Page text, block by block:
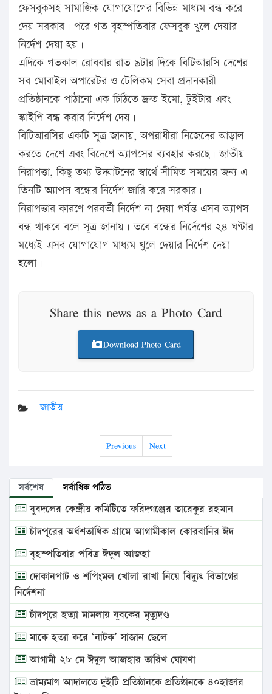
ফেসবুকসহ সামাজিক যোগাযোগের বিভিন্ন মাধ্যম বন্ধ করে
দেয় সরকার। পরে গত বৃহস্পতিবার ফেসবুক খুলে দেয়ার
নির্দেশ দেয়া হয়।
এদিকে গতকাল রোববার রাত ৯টার দিকে বিটিআরসি দেশের
সব মোবাইল অপারেটর ও টেলিকম সেবা প্রদানকারী
প্রতিষ্ঠানকে পাঠানো এক চিঠিতে দ্রুত ইমো, টুইটার এবং
স্কাইপি বন্ধ করার নির্দেশ দেয়।
বিটিআরসির একটি সূত্র জানায়, অপরাধীরা নিজেদের আড়াল
করতে দেশে এবং বিদেশে অ্যাপসের ব্যবহার করছে। জাতীয়
নিরাপত্তা, কিছু তথ্য উদ্ঘাটনের স্বার্থে সীমিত সময়ের জন্য এ
তিনটি অ্যাপস বন্ধের নির্দেশ জারি করে সরকার।
নিরাপত্তার কারণে পরবর্তী নির্দেশ না দেয়া পর্যন্ত এসব অ্যাপস
বন্ধ থাকবে বলে সূত্র জানায়। তবে বন্ধের নির্দেশের ২৪ ঘণ্টার
মধ্যেই এসব যোগাযোগ মাধ্যম খুলে দেয়ার নির্দেশ দেয়া
হলো।
Share this news as a Photo Card
Download Photo Card
জাতীয়
Previous Next
সর্বশেষ সর্বাধিক পঠিত
যুবদলের কেন্দ্রীয় কমিটিতে ফরিদগঞ্জের তারেকুর রহমান
চাঁদপুরের অর্ধশতাধিক গ্রামে আগামীকাল কোরবানির ঈদ
বৃহস্পতিবার পবিত্র ঈদুল আজহা
দোকানপাট ও শপিংমল খোলা রাখা নিয়ে বিদ্যুৎ বিভাগের
নির্দেশনা
চাঁদপুরে হত্যা মামলায় যুবকের মৃত্যুদণ্ড
মাকে হত্যা করে ‘নাটক’ সাজান ছেলে
আগামী ২৮ মে ঈদুল আজহার তারিখ ঘোষণা
ভ্রাম্যমাণ আদালতে দুইটি প্রতিষ্ঠানকে প্রতিষ্ঠানকে ৪০হাজার